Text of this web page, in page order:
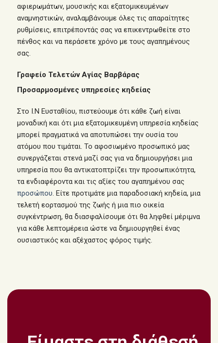
αφιερωμάτων, μουσικής και εξατομικευμένων
αναμνηστικών, αναλαμβάνουμε όλες τις απαραίτητες
ρυθμίσεις, επιτρέποντάς σας να επικεντρωθείτε στο
πένθος και να περάσετε χρόνο με τους αγαπημένους
σας.
Γραφείο Τελετών Αγίας Βαρβάρας
Προσαρμοσμένες υπηρεσίες κηδείας
Στο Ι.Ν Ευσταθίου, πιστεύουμε ότι κάθε ζωή είναι
μοναδική και ότι μια εξατομικευμένη υπηρεσία κηδείας
μπορεί πραγματικά να αποτυπώσει την ουσία του
ατόμου που τιμάται. Το αφοσιωμένο προσωπικό μας
συνεργάζεται στενά μαζί σας για να δημιουργήσει μια
υπηρεσία που θα αντικατοπτρίζει την προσωπικότητα,
τα ενδιαφέροντα και τις αξίες του αγαπημένου σας
προσώπου. Είτε προτιμάτε μια παραδοσιακή κηδεία, μια
τελετή εορτασμού της ζωής ή μια πιο οικεία
συγκέντρωση, θα διασφαλίσουμε ότι θα ληφθεί μέριμνα
για κάθε λεπτομέρεια ώστε να δημιουργηθεί ένας
ουσιαστικός και αξέχαστος φόρος τιμής.